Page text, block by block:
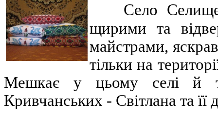
Село
щирими та
майстрами,
тільки на
Мешкає у цьому селі й
Кривчанських - Світлана та її